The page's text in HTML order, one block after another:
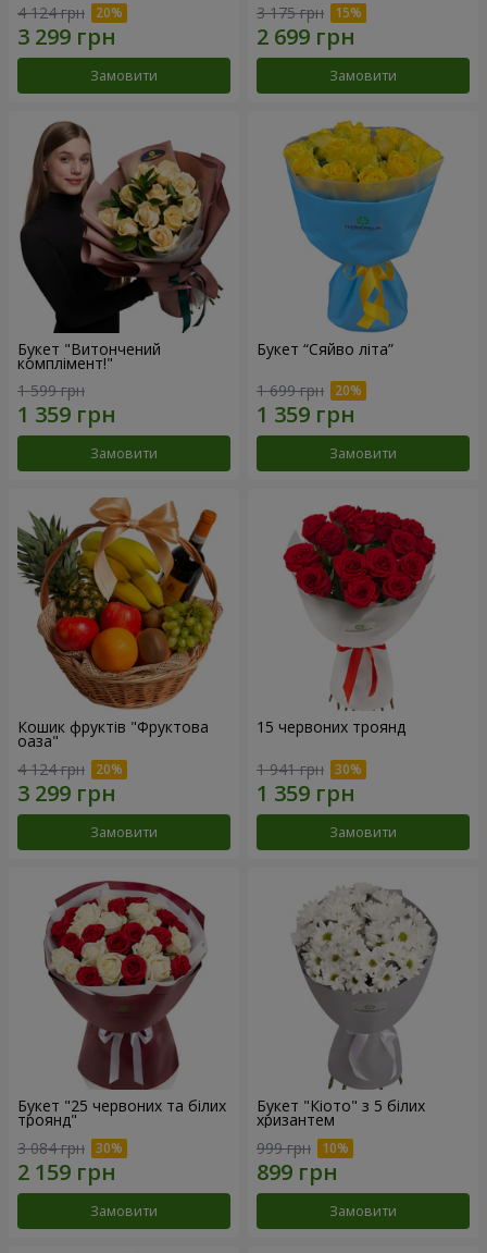
4 124 грн
Замовити
3 175 грн
Замовити
Букет "Витончений
комплімент!"
1 599 грн
Замовити
Букет “Сяйво літа”
1 699 грн
Замовити
Кошик фруктів "Фруктова
оаза"
4 124 грн
Замовити
15 червоних троянд
1 941 грн
Замовити
Букет "25 червоних та білих
троянд"
3 084 грн
Замовити
Букет "Кіото" з 5 білих
хризантем
999 грн
Замовити